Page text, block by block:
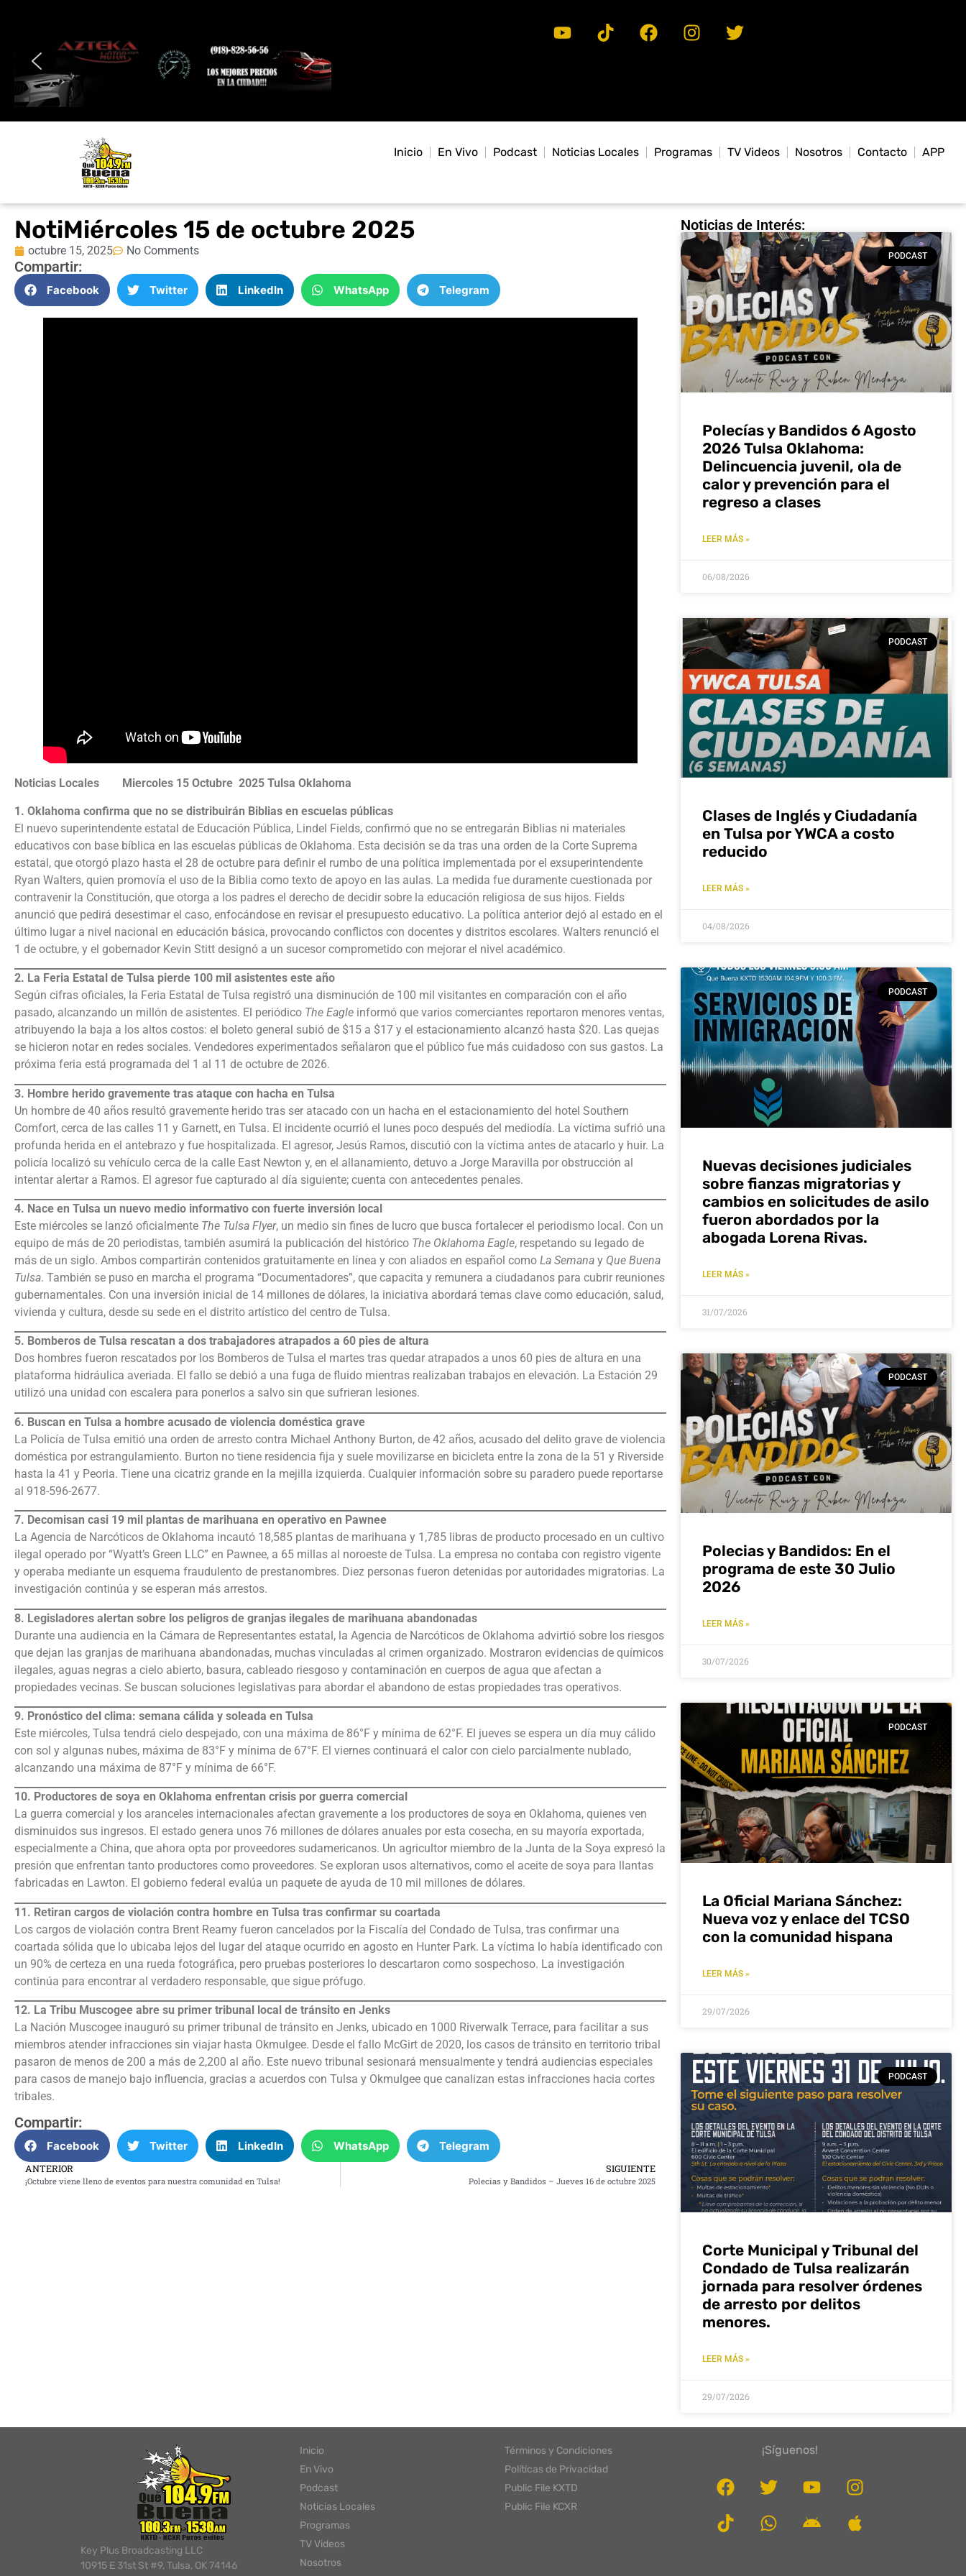
Inicio En Vivo Podcast Noticias Locales Programas TV Videos Nosotros Contacto APP
NotiMiércoles 15 de octubre 2025
octubre 15, 2025 No Comments
Compartir:
Facebook Twitter LinkedIn WhatsApp Telegram
Noticias Locales Miercoles 15 Octubre 2025 Tulsa Oklahoma
1. Oklahoma confirma que no se distribuirán Biblias en escuelas públicas
El nuevo superintendente estatal de Educación Pública, Lindel Fields, confirmó que no se entregarán Biblias ni materiales
educativos con base bíblica en las escuelas públicas de Oklahoma. Esta decisión se da tras una orden de la Corte Suprema
estatal, que otorgó plazo hasta el 28 de octubre para definir el rumbo de una política implementada por el exsuperintendente
Ryan Walters, quien promovía el uso de la Biblia como texto de apoyo en las aulas. La medida fue duramente cuestionada por
contravenir la Constitución, que otorga a los padres el derecho de decidir sobre la educación religiosa de sus hijos. Fields
anunció que pedirá desestimar el caso, enfocándose en revisar el presupuesto educativo. La política anterior dejó al estado en el
último lugar a nivel nacional en educación básica, provocando conflictos con docentes y distritos escolares. Walters renunció el
1 de octubre, y el gobernador Kevin Stitt designó a un sucesor comprometido con mejorar el nivel académico.
2. La Feria Estatal de Tulsa pierde 100 mil asistentes este año
Según cifras oficiales, la Feria Estatal de Tulsa registró una disminución de 100 mil visitantes en comparación con el año
pasado, alcanzando un millón de asistentes. El periódico The Eagle informó que varios comerciantes reportaron menores ventas,
atribuyendo la baja a los altos costos: el boleto general subió de $15 a $17 y el estacionamiento alcanzó hasta $20. Las quejas
se hicieron notar en redes sociales. Vendedores experimentados señalaron que el público fue más cuidadoso con sus gastos. La
próxima feria está programada del 1 al 11 de octubre de 2026.
3. Hombre herido gravemente tras ataque con hacha en Tulsa
Un hombre de 40 años resultó gravemente herido tras ser atacado con un hacha en el estacionamiento del hotel Southern
Comfort, cerca de las calles 11 y Garnett, en Tulsa. El incidente ocurrió el lunes poco después del mediodía. La víctima sufrió una
profunda herida en el antebrazo y fue hospitalizada. El agresor, Jesús Ramos, discutió con la víctima antes de atacarlo y huir. La
policía localizó su vehículo cerca de la calle East Newton y, en el allanamiento, detuvo a Jorge Maravilla por obstrucción al
intentar alertar a Ramos. El agresor fue capturado al día siguiente; cuenta con antecedentes penales.
4. Nace en Tulsa un nuevo medio informativo con fuerte inversión local
Este miércoles se lanzó oficialmente The Tulsa Flyer, un medio sin fines de lucro que busca fortalecer el periodismo local. Con un
equipo de más de 20 periodistas, también asumirá la publicación del histórico The Oklahoma Eagle, respetando su legado de
más de un siglo. Ambos compartirán contenidos gratuitamente en línea y con aliados en español como La Semana y Que Buena
Tulsa. También se puso en marcha el programa “Documentadores”, que capacita y remunera a ciudadanos para cubrir reuniones
gubernamentales. Con una inversión inicial de 14 millones de dólares, la iniciativa abordará temas clave como educación, salud,
vivienda y cultura, desde su sede en el distrito artístico del centro de Tulsa.
5. Bomberos de Tulsa rescatan a dos trabajadores atrapados a 60 pies de altura
Dos hombres fueron rescatados por los Bomberos de Tulsa el martes tras quedar atrapados a unos 60 pies de altura en una
plataforma hidráulica averiada. El fallo se debió a una fuga de fluido mientras realizaban trabajos en elevación. La Estación 29
utilizó una unidad con escalera para ponerlos a salvo sin que sufrieran lesiones.
6. Buscan en Tulsa a hombre acusado de violencia doméstica grave
La Policía de Tulsa emitió una orden de arresto contra Michael Anthony Burton, de 42 años, acusado del delito grave de violencia
doméstica por estrangulamiento. Burton no tiene residencia fija y suele movilizarse en bicicleta entre la zona de la 51 y Riverside
hasta la 41 y Peoria. Tiene una cicatriz grande en la mejilla izquierda. Cualquier información sobre su paradero puede reportarse
al 918-596-2677.
7. Decomisan casi 19 mil plantas de marihuana en operativo en Pawnee
La Agencia de Narcóticos de Oklahoma incautó 18,585 plantas de marihuana y 1,785 libras de producto procesado en un cultivo
ilegal operado por “Wyatt’s Green LLC” en Pawnee, a 65 millas al noroeste de Tulsa. La empresa no contaba con registro vigente
y operaba mediante un esquema fraudulento de prestanombres. Diez personas fueron detenidas por autoridades migratorias. La
investigación continúa y se esperan más arrestos.
8. Legisladores alertan sobre los peligros de granjas ilegales de marihuana abandonadas
Durante una audiencia en la Cámara de Representantes estatal, la Agencia de Narcóticos de Oklahoma advirtió sobre los riesgos
que dejan las granjas de marihuana abandonadas, muchas vinculadas al crimen organizado. Mostraron evidencias de químicos
ilegales, aguas negras a cielo abierto, basura, cableado riesgoso y contaminación en cuerpos de agua que afectan a
propiedades vecinas. Se buscan soluciones legislativas para abordar el abandono de estas propiedades tras operativos.
9. Pronóstico del clima: semana cálida y soleada en Tulsa
Este miércoles, Tulsa tendrá cielo despejado, con una máxima de 86°F y mínima de 62°F. El jueves se espera un día muy cálido
con sol y algunas nubes, máxima de 83°F y mínima de 67°F. El viernes continuará el calor con cielo parcialmente nublado,
alcanzando una máxima de 87°F y mínima de 66°F.
10. Productores de soya en Oklahoma enfrentan crisis por guerra comercial
La guerra comercial y los aranceles internacionales afectan gravemente a los productores de soya en Oklahoma, quienes ven
disminuidos sus ingresos. El estado genera unos 76 millones de dólares anuales por esta cosecha, en su mayoría exportada,
especialmente a China, que ahora opta por proveedores sudamericanos. Un agricultor miembro de la Junta de la Soya expresó la
presión que enfrentan tanto productores como proveedores. Se exploran usos alternativos, como el aceite de soya para llantas
fabricadas en Lawton. El gobierno federal evalúa un paquete de ayuda de 10 mil millones de dólares.
11. Retiran cargos de violación contra hombre en Tulsa tras confirmar su coartada
Los cargos de violación contra Brent Reamy fueron cancelados por la Fiscalía del Condado de Tulsa, tras confirmar una
coartada sólida que lo ubicaba lejos del lugar del ataque ocurrido en agosto en Hunter Park. La víctima lo había identificado con
un 90% de certeza en una rueda fotográfica, pero pruebas posteriores lo descartaron como sospechoso. La investigación
continúa para encontrar al verdadero responsable, que sigue prófugo.
12. La Tribu Muscogee abre su primer tribunal local de tránsito en Jenks
La Nación Muscogee inauguró su primer tribunal de tránsito en Jenks, ubicado en 1000 Riverwalk Terrace, para facilitar a sus
miembros atender infracciones sin viajar hasta Okmulgee. Desde el fallo McGirt de 2020, los casos de tránsito en territorio tribal
pasaron de menos de 200 a más de 2,200 al año. Este nuevo tribunal sesionará mensualmente y tendrá audiencias especiales
para casos de manejo bajo influencia, gracias a acuerdos con Tulsa y Okmulgee que canalizan estas infracciones hacia cortes
tribales.
Compartir:
Facebook Twitter LinkedIn WhatsApp Telegram
ANTERIOR
¡Octubre viene lleno de eventos para nuestra comunidad en Tulsa!
SIGUIENTE
Polecias y Bandidos – Jueves 16 de octubre 2025
Noticias de Interés:
PODCAST
Polecías y Bandidos 6 Agosto
2026 Tulsa Oklahoma:
Delincuencia juvenil, ola de
calor y prevención para el
regreso a clases
LEER MÁS »
06/08/2026
PODCAST
Clases de Inglés y Ciudadanía
en Tulsa por YWCA a costo
reducido
LEER MÁS »
04/08/2026
PODCAST
Nuevas decisiones judiciales
sobre fianzas migratorias y
cambios en solicitudes de asilo
fueron abordados por la
abogada Lorena Rivas.
LEER MÁS »
31/07/2026
PODCAST
Polecias y Bandidos: En el
programa de este 30 Julio
2026
LEER MÁS »
30/07/2026
PODCAST
La Oficial Mariana Sánchez:
Nueva voz y enlace del TCSO
con la comunidad hispana
LEER MÁS »
29/07/2026
PODCAST
Corte Municipal y Tribunal del
Condado de Tulsa realizarán
jornada para resolver órdenes
de arresto por delitos
menores.
LEER MÁS »
29/07/2026
Key Plus Broadcasting LLC
10915 E 31st St #9, Tulsa, OK 74146
Inicio
En Vivo
Podcast
Noticias Locales
Programas
TV Videos
Nosotros
Términos y Condiciones
Políticas de Privacidad
Public File KXTD
Public File KCXR
¡Síguenos!